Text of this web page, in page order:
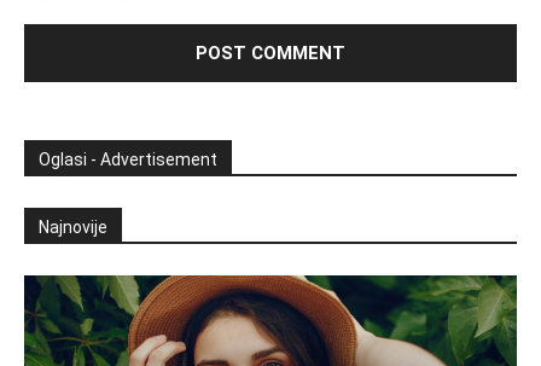
Oglasi - Advertisement
Najnovije